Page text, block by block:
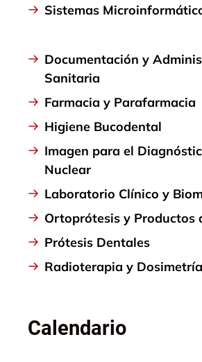
Sistemas
Documentación y
Sanitaria
Farmacia y Parafarmacia
Higiene Bucodental
Imagen para el
Nuclear
Laboratorio Clínico y
Ortoprótesis y Productos
Prótesis Dentales
Radioterapia y Dosimetría
Calendario